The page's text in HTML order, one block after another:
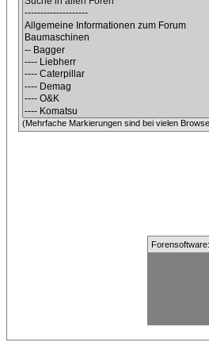
(Mehrfache Markierungen sind bei vielen
Forensoftware: